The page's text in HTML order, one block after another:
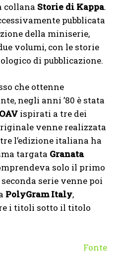
collana Storie di Kappa.
pubblicata
della miniserie,
volumi, con le storie
di pubblicazione.
che ottenne
negli anni ’80 è stata
OAV ispirati a tre dei
venne realizzata
l’edizione italiana ha
targata Granata
solo il primo
serie venne poi
PolyGram Italy,
i titoli sotto il titolo
Fonte